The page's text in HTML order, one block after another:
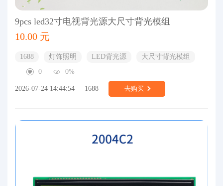
9pcs led32寸电视背光源大尺寸背光模组
10.00 元
1688 灯饰照明 LED背光源
大尺寸背光模组
0
0%
2026-07-24 14:44:54 1688 去购买